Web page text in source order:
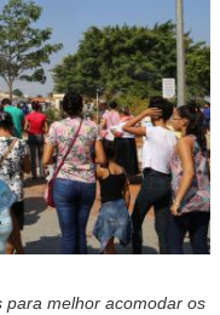
melhor acomodar os